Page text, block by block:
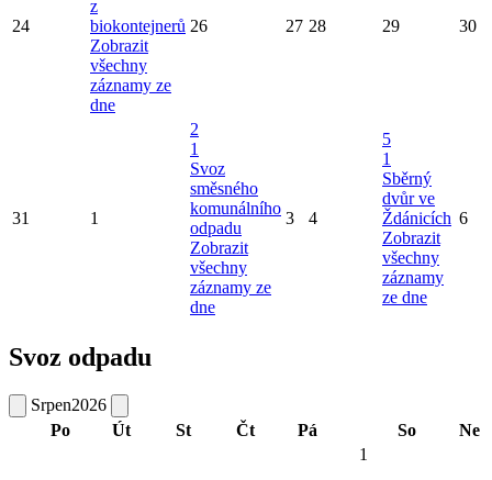
24
z
biokontejnerů
Zobrazit
všechny
záznamy ze
dne
26 27 28 29 30
31 1
2
1
Svoz
směsného
komunálního
odpadu
Zobrazit
všechny
záznamy ze
dne
3 4
5
1
Sběrný
dvůr ve
Ždánicích
Zobrazit
všechny
záznamy
ze dne
6
Svoz odpadu
Srpen2026
Po
Út St Čt Pá So Ne
1